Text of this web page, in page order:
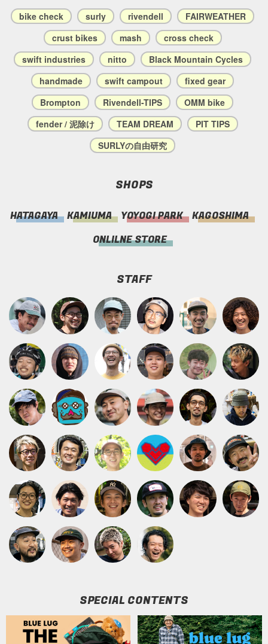
bike check surly rivendell
FAIRWEATHER
crust bikes
mash
cross check
swift industries
nitto
Black Mountain Cycles
handmade
swift campout
fixed gear
Brompton
Rivendell-TIPS
OMM bike
fender / 泥除け
TEAM DREAM
PIT TIPS
SURLYの自由研究
SHOPS
HATAGAYA KAMIUMA YOYOGI PARK
KAGOSHIMA
ONLILNE STORE
STAFF
SPECIAL CONTENTS